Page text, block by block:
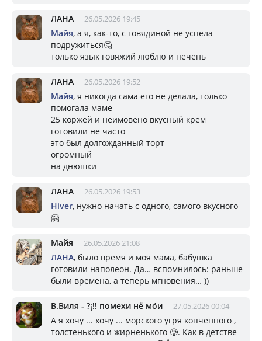
ЛАНА 26.05.2026 19:45
Майя, а я, как-то, с говядиной не успела
подружиться🤔
только язык говяжий люблю и печень
ЛАНА 26.05.2026 19:52
Майя, я никогда сама его не делала, только
помогала маме
25 коржей и неимовено вкусный крем
готовили не часто
это был долгожданный торт
огромный
на днюшки
ЛАНА 26.05.2026 19:53
Hiver, нужно начать с одного, самого вкусного
🤗
Майя 26.05.2026 21:08
ЛАНА, было время и моя мама, бабушка
готовили наполеон. Да… вспомнилось: раньше
были времена, а теперь мгновения… ))
В.Виля - ?¡!! помехи нё мо́и 27.05.2026 00:04
А я хочу ... хочу ... морского угря копченного ,
толстенького и жирненького 🥲. Как в детстве